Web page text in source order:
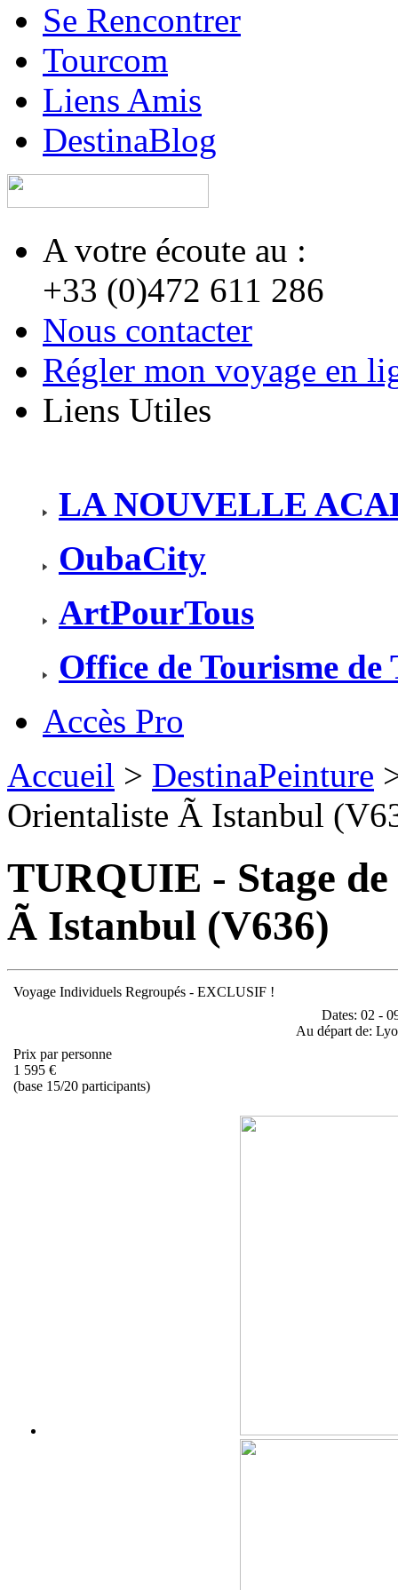
Se Rencontrer
Tourcom
Liens Amis
DestinaBlog
A votre écoute au :
+33 (0)472 611 286
Nous contacter
Régler mon voyage en
Liens Utiles
LA NOUVELLE
OubaCity
ArtPourTous
Office de Tourisme de
Accès Pro
Accueil > DestinaPeinture
Orientaliste Ã Istanbul
TURQUIE - Stage
Ã Istanbul (V636)
Voyage Individuels Regroupés - EXCLUSIF !
Dates: 02 -
Au départ de:
Prix par personne
1 595 €
(base 15/20 participants)